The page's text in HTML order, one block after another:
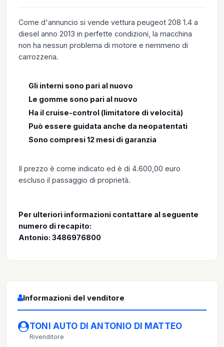
Come d'annuncio si vende vettura peugeot 208 1.4 a
diesel anno 2013 in perfette condizioni, la macchina
non ha nessun problema di motore e nemmeno di
carrozzeria.
Gli interni sono pari al nuovo
Le gomme sono pari al nuovo
Ha il cruise-control (limitatore di velocità)
Può essere guidata anche da neopatentati
Sono compresi 12 mesi di garanzia
Il prezzo è come indicato ed è di 4.600,00 euro
escluso il passaggio di proprietà.
Per ulteriori informazioni contattare al seguente
numero di recapito:
Antonio: 3486976800
Informazioni del venditore
TONI AUTO DI ANTONIO DI MATTEO
Rivenditore